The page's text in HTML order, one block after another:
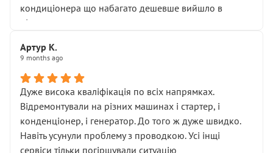
кондиціонера що набагато дешевше вийшло в
підсумку.
Артур К.
9 months ago
Дуже висока кваліфікація по всіх напрямках.
Відремонтували на різних машинах і стартер, і
конденціонер, і генератор. До того ж дуже швидко.
Навіть усунули проблему з проводкою. Усі інщі
сервіси тільки погіршували ситуацію